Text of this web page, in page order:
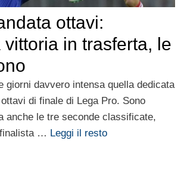
ottavi:
vittoria in trasferta, le
giorni davvero intensa quella dedicata
ottavi di finale di Lega Pro. Sono
anche le tre seconde classificate,
… Leggi il resto